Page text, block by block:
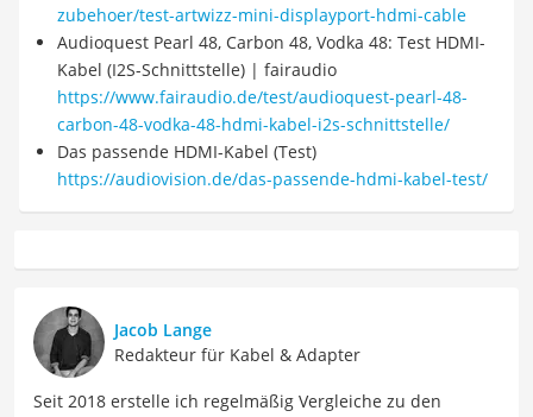
zubehoer/test-artwizz-mini-displayport-hdmi-cable
Audioquest Pearl 48, Carbon 48, Vodka 48: Test HDMI-
Kabel (I2S-Schnittstelle) | fairaudio
https://www.fairaudio.de/test/audioquest-pearl-48-
carbon-48-vodka-48-hdmi-kabel-i2s-schnittstelle/
Das passende HDMI-Kabel (Test)
https://audiovision.de/das-passende-hdmi-kabel-test/
Jacob Lange
Redakteur für Kabel & Adapter
Seit 2018 erstelle ich regelmäßig Vergleiche zu den